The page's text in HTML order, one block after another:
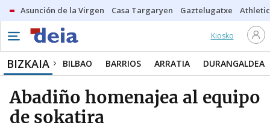
Asunción de la Virgen Casa Targaryen Gaztelugatxe Athletic
Kiosko
BIZKAIA BILBAO BARRIOS ARRATIA DURANGALDEA
Abadiño homenajea al equipo
de sokatira